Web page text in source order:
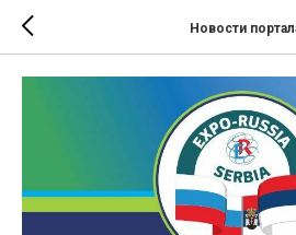
Новости